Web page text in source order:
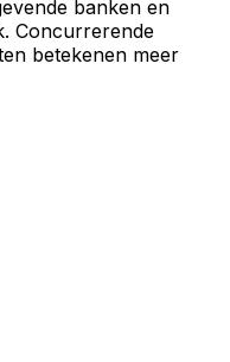
banken en
Concurrerende
betekenen meer